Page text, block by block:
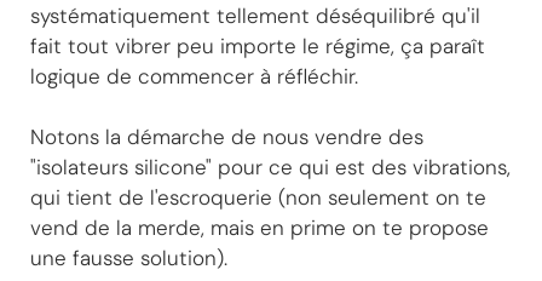
systématiquement tellement déséquilibré qu'il
fait tout vibrer peu importe le régime, ça paraît
logique de commencer à réfléchir.
Notons la démarche de nous vendre des
"isolateurs silicone" pour ce qui est des vibrations,
qui tient de l'escroquerie (non seulement on te
vend de la merde, mais en prime on te propose
une fausse solution).